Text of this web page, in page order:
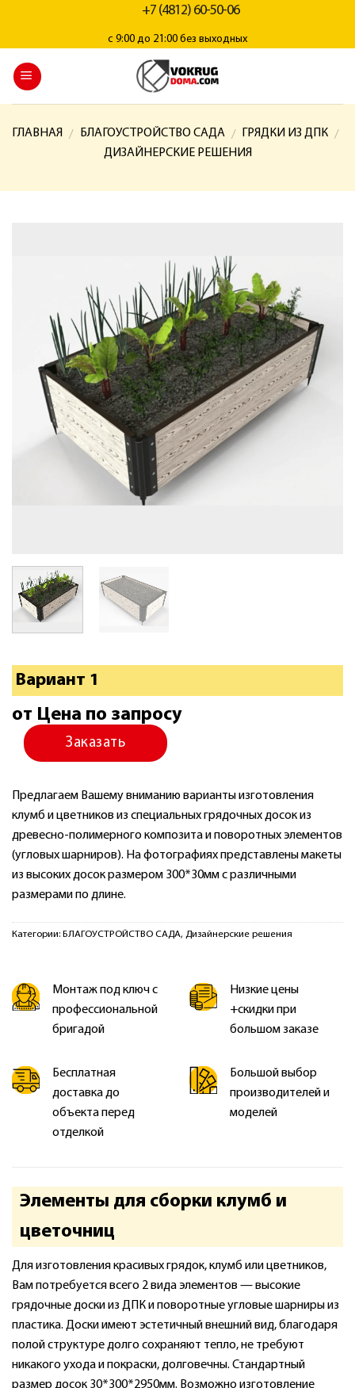
+7 (4812) 60-50-06
с 9:00 до 21:00 без выходных
ГЛАВНАЯ / БЛАГОУСТРОЙСТВО САДА / ГРЯДКИ ИЗ ДПК /
ДИЗАЙНЕРСКИЕ РЕШЕНИЯ
Вариант 1
от Цена по запросу
Заказать
Предлагаем Вашему вниманию варианты изготовления
клумб и цветников из специальных грядочных досок из
древесно-полимерного композита и поворотных элементов
(угловых шарниров). На фотографиях представлены макеты
из высоких досок размером 300*30мм с различными
размерами по длине.
Категории: БЛАГОУСТРОЙСТВО САДА, Дизайнерские решения
Монтаж под ключ с
профессиональной
бригадой
Низкие цены
+скидки при
большом заказе
Бесплатная
доставка до
объекта перед
отделкой
Большой выбор
производителей и
моделей
Элементы для сборки клумб и
цветочниц
Для изготовления красивых грядок, клумб или цветников,
Вам потребуется всего 2 вида элементов — высокие
грядочные доски из ДПК и поворотные угловые шарниры из
пластика. Доски имеют эстетичный внешний вид, благодаря
полой структуре долго сохраняют тепло, не требуют
никакого ухода и покраски, долговечны. Стандартный
размер досок 30*300*2950мм. Возможно изготовление